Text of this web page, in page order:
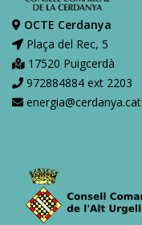
OCTE Cerdanya
Plaça del Rec, 5
17520 Puigcerdà
972884884 ext 2203
energia@cerdanya.cat